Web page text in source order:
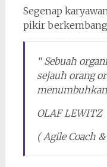
Segenap
pikir
“ Sebuah
sejauh orang
OLAF LEWITZ
( Agile Coach